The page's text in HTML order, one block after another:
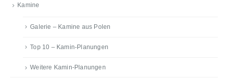
Kamine
Galerie – Kamine aus Polen
Top 10 – Kamin-Planungen
Weitere Kamin-Planungen